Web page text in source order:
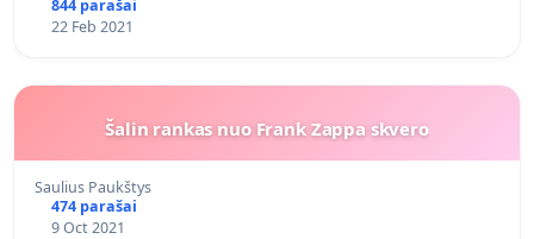
844 parašai
22 Feb 2021
Šalin rankas nuo Frank Zappa skvero
Saulius Paukštys
474 parašai
9 Oct 2021